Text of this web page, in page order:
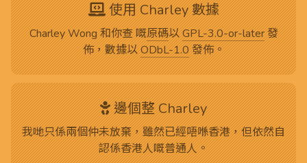
使用 Charley 數據
Charley Wong 和你查 嘅原碼以GPL-3.0-or-later發
佈，數據以ODbL-1.0發佈。
邊個整 Charley
我哋只係兩個仲未放棄，雖然已經唔喺香港，但依然自
認係香港人嘅普通人。